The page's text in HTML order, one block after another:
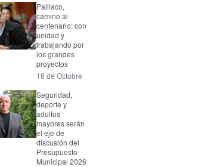
Paillaco,
camino al
centenario: con
unidad y
trabajando por
los grandes
proyectos
18 de Octubre
Seguridad,
deporte y
adultos
mayores serán
el eje de
discusión del
Presupuesto
Municipal 2026